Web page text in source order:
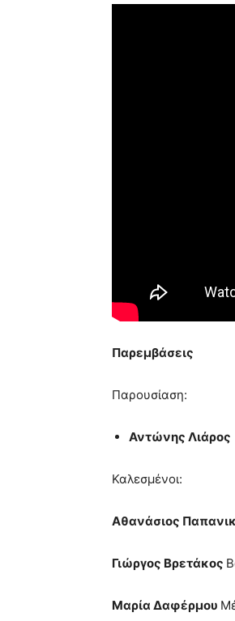
Παρεμβάσεις
Παρουσίαση:
Αντώνης Λιάρος
Καλεσμένοι:
Αθανάσιος
Γιώργος Βρετάκος
Μαρία Δαφέρμου